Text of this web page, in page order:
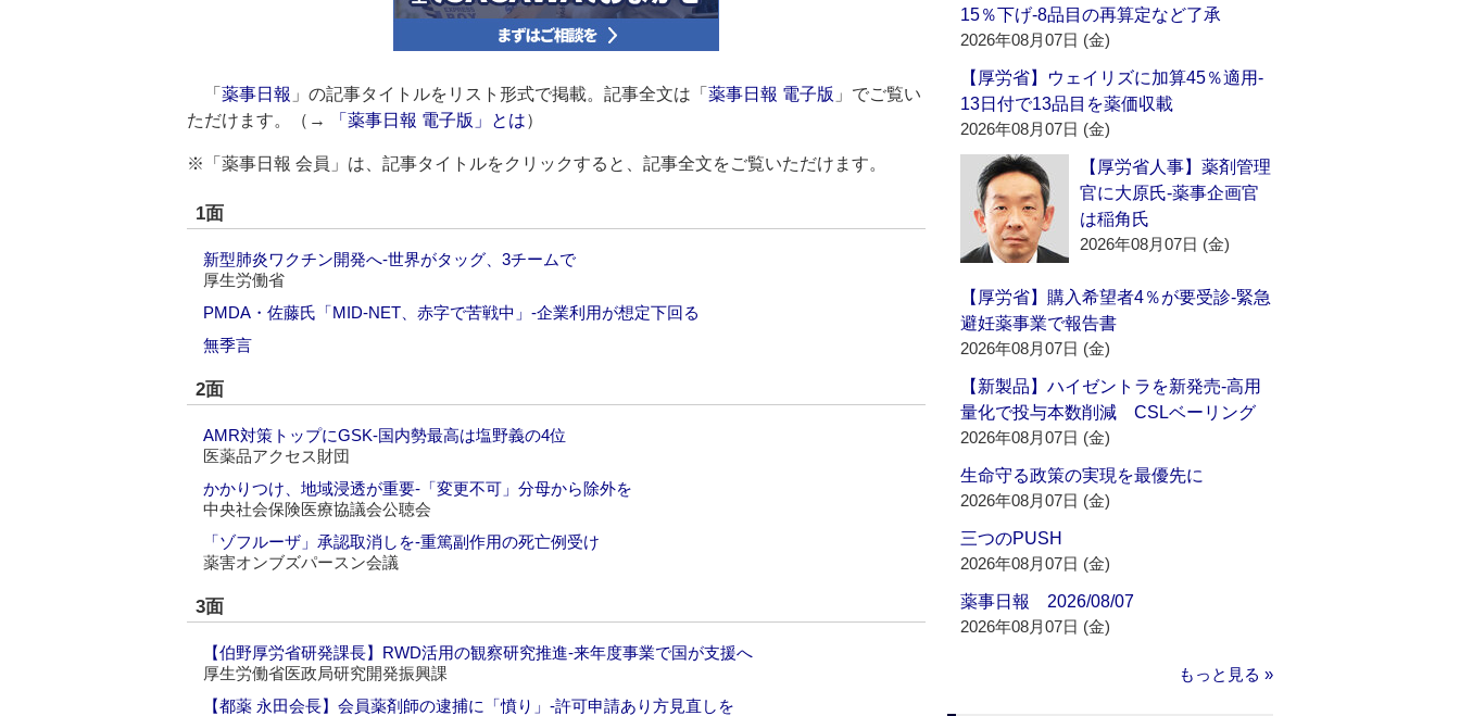
「 薬事日報 」の記事タイトルをリスト形式で掲載。記事全文は「 薬事日報 電子版 」でご覧い
ただけます。（→
「薬事日報 電子版」とは）
※「薬事日報 会員」は、記事タイトルをクリックすると、記事全文をご覧いただけます。
1面
新型肺炎ワクチン開発へ‐世界がタッグ、3チームで
厚生労働省
PMDA・佐藤氏「MID-NET、赤字で苦戦中」‐企業利用が想定下回る
無季言
2面
AMR対策トップにGSK‐国内勢最高は塩野義の4位
医薬品アクセス財団
かかりつけ、地域浸透が重要‐「変更不可」分母から除外を
中央社会保険医療協議会公聴会
「ゾフルーザ」承認取消しを‐重篤副作用の死亡例受け
薬害オンブズパースン会議
3面
【伯野厚労省研発課長】RWD活用の観察研究推進‐来年度事業で国が支援へ
厚生労働省医政局研究開発振興課
【都薬 永田会長】会員薬剤師の逮捕に「憤り」‐許可申請あり方見直しを
15％下げ‐8品目の再算定など了承
2026年08月07日 (金)
【厚労省】ウェイリズに加算45％適用‐
13日付で13品目を薬価収載
2026年08月07日 (金)
【厚労省人事】薬剤管理
官に大原氏‐薬事企画官
は稲角氏
2026年08月07日 (金)
【厚労省】購入希望者4％が要受診‐緊急
避妊薬事業で報告書
2026年08月07日 (金)
【新製品】ハイゼントラを新発売‐高用
量化で投与本数削減 CSLベーリング
2026年08月07日 (金)
生命守る政策の実現を最優先に
2026年08月07日 (金)
三つのPUSH
2026年08月07日 (金)
薬事日報 2026/08/07
2026年08月07日 (金)
もっと見る »